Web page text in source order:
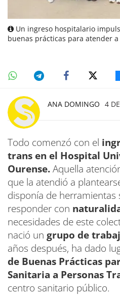
Un ingreso hospitalario
buenas prácticas para atender
ANA DOMINGO 4
Todo comenzó con el
trans en el Hospital
Ourense.Aquella
que la atendió a
disponía de herramientas
responder con
necesidades de este
nació un grupo de
años después, ha dado
de Buenas Prácticas
Sanitaria a Personas
centro sanitario público.